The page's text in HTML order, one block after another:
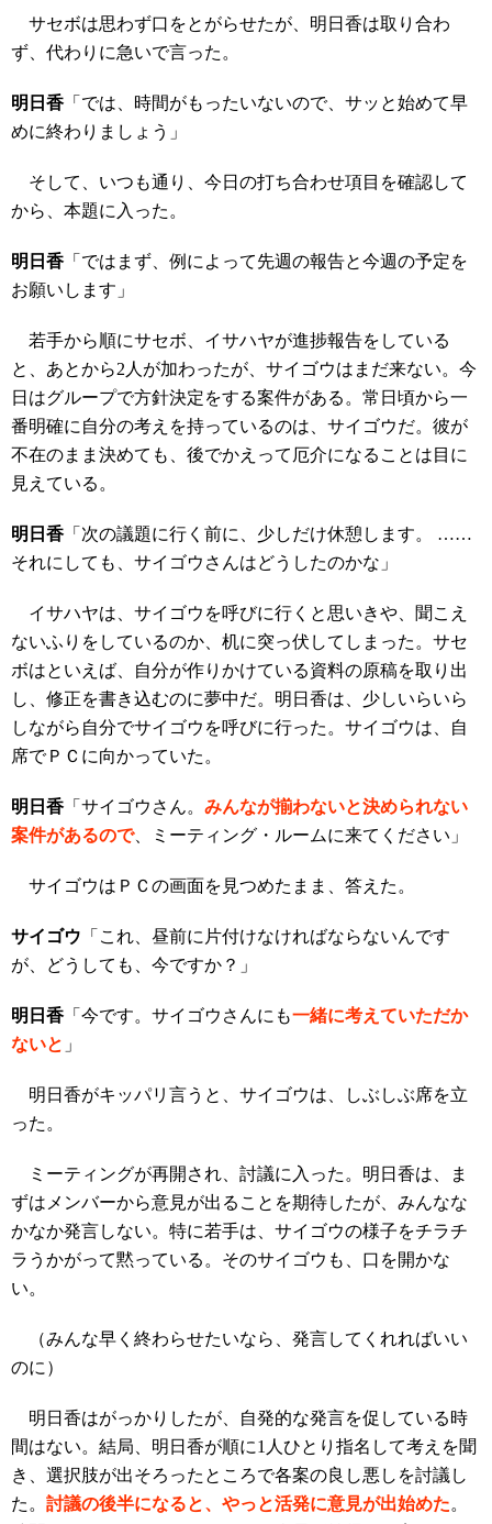
サセボは思わず口をとがらせたが、明日香は取り合わ
ず、代わりに急いで言った。
明日香 「では、時間がもったいないので、サッと始めて早
めに終わりましょう」
そして、いつも通り、今日の打ち合わせ項目を確認して
から、本題に入った。
明日香 「ではまず、例によって先週の報告と今週の予定を
お願いします」
若手から順にサセボ、イサハヤが進捗報告をしている
と、あとから2人が加わったが、サイゴウはまだ来ない。今
日はグループで方針決定をする案件がある。常日頃から一
番明確に自分の考えを持っているのは、サイゴウだ。彼が
不在のまま決めても、後でかえって厄介になることは目に
見えている。
明日香 「次の議題に行く前に、少しだけ休憩します。 ……
それにしても、サイゴウさんはどうしたのかな」
イサハヤは、サイゴウを呼びに行くと思いきや、聞こえ
ないふりをしているのか、机に突っ伏してしまった。サセ
ボはといえば、自分が作りかけている資料の原稿を取り出
し、修正を書き込むのに夢中だ。明日香は、少しいらいら
しながら自分でサイゴウを呼びに行った。サイゴウは、自
席でＰＣに向かっていた。
明日香 「サイゴウさん。 みんなが揃わないと決められない
案件があるので、ミーティング・ルームに来てください」
サイゴウはＰＣの画面を見つめたまま、答えた。
サイゴウ 「これ、昼前に片付けなければならないんです
が、どうしても、今ですか？」
明日香 「今です。サイゴウさんにも一緒に考えていただか
ないと 」
明日香がキッパリ言うと、サイゴウは、しぶしぶ席を立
った。
ミーティングが再開され、討議に入った。明日香は、ま
ずはメンバーから意見が出ることを期待したが、みんなな
かなか発言しない。特に若手は、サイゴウの様子をチラチ
ラうかがって黙っている。そのサイゴウも、口を開かな
い。
（みんな早く終わらせたいなら、発言してくれればいい
のに）
明日香はがっかりしたが、自発的な発言を促している時
間はない。結局、明日香が順に1人ひとり指名して考えを聞
き、選択肢が出そろったところで各案の良し悪しを討議し
た。 討議の後半になると、やっと活発に意見が出始めた。